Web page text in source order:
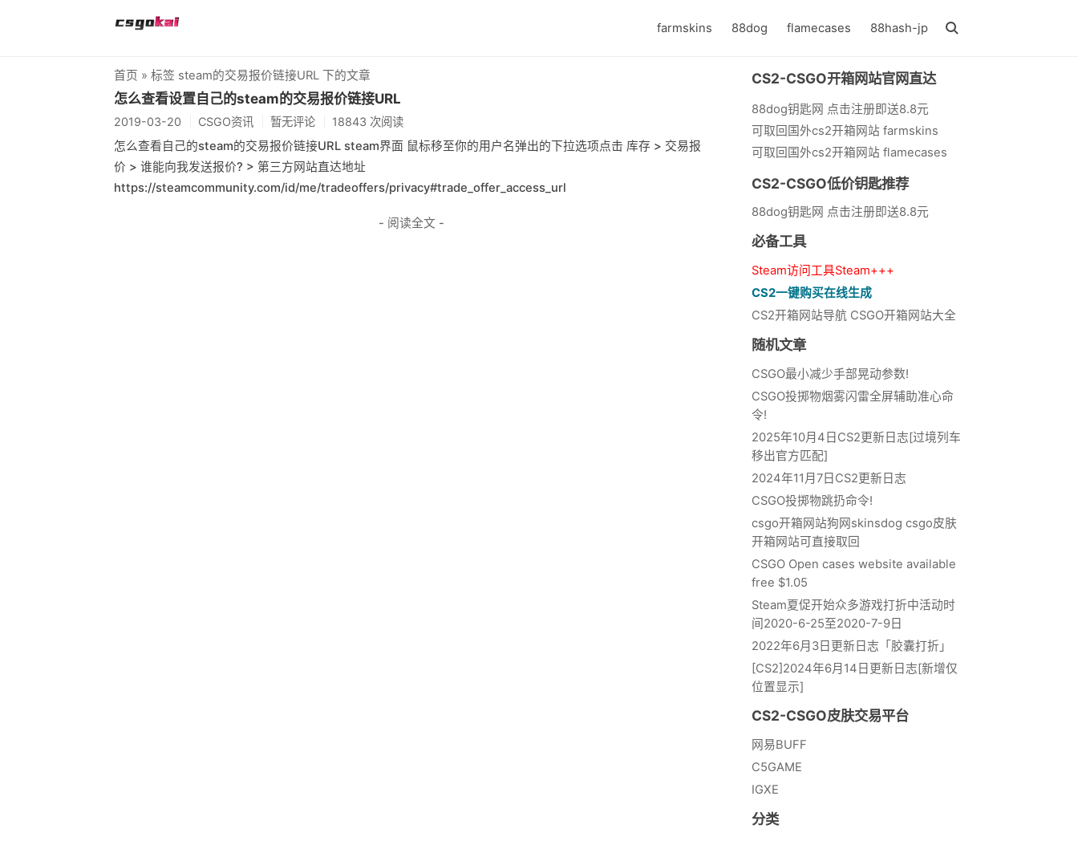
farmskins 88dog flamecases 88hash-jp
首页 » 标签 steam的交易报价链接URL 下的文章
怎么查看设置自己的steam的交易报价链接URL
2019-03-20 CSGO资讯 暂无评论 18843 次阅读
怎么查看自己的steam的交易报价链接URL steam界面 鼠标移至你的用户名弹出的下拉选项点击 库存 > 交易报
价 > 谁能向我发送报价? > 第三方网站直达地址
https://steamcommunity.com/id/me/tradeoffers/privacy#trade_offer_access_url
- 阅读全文 -
CS2-CSGO开箱网站官网直达
88dog钥匙网 点击注册即送8.8元
可取回国外cs2开箱网站 farmskins
可取回国外cs2开箱网站 flamecases
CS2-CSGO低价钥匙推荐
88dog钥匙网 点击注册即送8.8元
必备工具
Steam访问工具Steam+++
CS2一键购买在线生成
CS2开箱网站导航 CSGO开箱网站大全
随机文章
CSGO最小减少手部晃动参数!
CSGO投掷物烟雾闪雷全屏辅助准心命
令!
2025年10月4日CS2更新日志[过境列车
移出官方匹配]
2024年11月7日CS2更新日志
CSGO投掷物跳扔命令!
csgo开箱网站狗网skinsdog csgo皮肤
开箱网站可直接取回
CSGO Open cases website available
free $1.05
Steam夏促开始众多游戏打折中活动时
间2020-6-25至2020-7-9日
2022年6月3日更新日志「胶囊打折」
[CS2]2024年6月14日更新日志[新增仅
位置显示]
CS2-CSGO皮肤交易平台
网易BUFF
C5GAME
IGXE
分类